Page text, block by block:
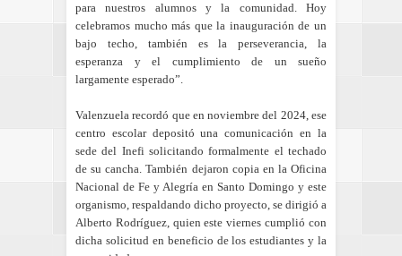
para nuestros alumnos y la comunidad. Hoy
celebramos mucho más que la inauguración de un
bajo techo, también es la perseverancia, la
esperanza y el cumplimiento de un sueño
largamente esperado”.
Valenzuela recordó que en noviembre del 2024, ese
centro escolar depositó una comunicación en la
sede del Inefi solicitando formalmente el techado
de su cancha. También dejaron copia en la Oficina
Nacional de Fe y Alegría en Santo Domingo y este
organismo, respaldando dicho proyecto, se dirigió a
Alberto Rodríguez, quien este viernes cumplió con
dicha solicitud en beneficio de los estudiantes y la